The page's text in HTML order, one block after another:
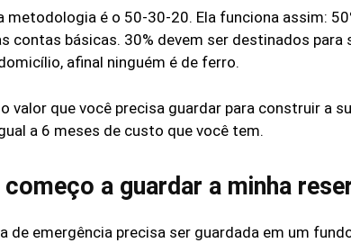
metodologia é o 50-30-20. Ela funciona assim:
contas básicas. 30% devem ser destinados
afinal ninguém é de ferro.
o valor que você precisa guardar para construir a
a 6 meses de custo que você tem.
começo a guardar a minha
de emergência precisa ser guardada em um